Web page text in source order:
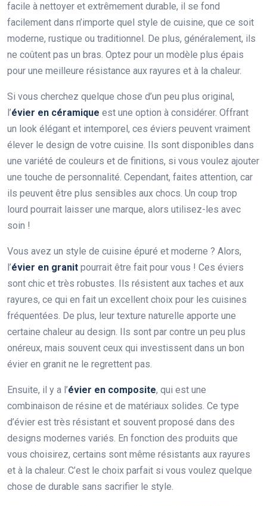
facile à nettoyer et extrêmement durable, il se fond
facilement dans n’importe quel style de cuisine, que ce soit
moderne, rustique ou traditionnel. De plus, généralement, ils
ne coûtent pas un bras. Optez pour un modèle plus épais
pour une meilleure résistance aux rayures et à la chaleur.
Si vous cherchez quelque chose d’un peu plus original,
l’évier en céramique est une option à considérer. Offrant
un look élégant et intemporel, ces éviers peuvent vraiment
élever le design de votre cuisine. Ils sont disponibles dans
une variété de couleurs et de finitions, si vous voulez ajouter
une touche de personnalité. Cependant, faites attention, car
ils peuvent être plus sensibles aux chocs. Un coup trop
lourd pourrait laisser une marque, alors utilisez-les avec
soin !
Vous avez un style de cuisine épuré et moderne ? Alors,
l’évier en granit pourrait être fait pour vous ! Ces éviers
sont chic et très robustes. Ils résistent aux taches et aux
rayures, ce qui en fait un excellent choix pour les cuisines
fréquentées. De plus, leur texture naturelle apporte une
certaine chaleur au design. Ils sont par contre un peu plus
onéreux, mais souvent ceux qui investissent dans un bon
évier en granit ne le regrettent pas.
Ensuite, il y a l’évier en composite, qui est une
combinaison de résine et de matériaux solides. Ce type
d’évier est très résistant et souvent proposé dans des
designs modernes variés. En fonction des produits que
vous choisirez, certains sont même résistants aux rayures
et à la chaleur. C’est le choix parfait si vous voulez quelque
chose de durable sans sacrifier le style.